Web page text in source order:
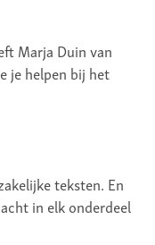
Marja Duin van
je helpen bij het
teksten. En
in elk onderdeel